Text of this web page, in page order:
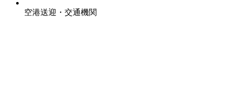
空港送迎・交通機関